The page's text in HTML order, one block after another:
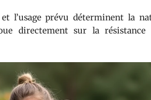
l’usage prévu déterminent la
directement sur la